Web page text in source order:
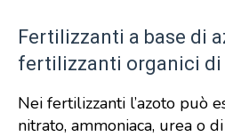
Fertilizzanti a base di
fertilizzanti organici di
Nei fertilizzanti l’azoto può
nitrato, ammoniaca, urea o